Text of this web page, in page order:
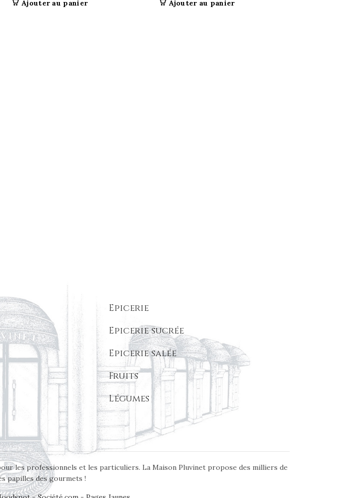
Ajouter au panier Ajouter au panier
Epicerie
Epicerie sucrée
Epicerie salée
Fruits
Légumes
les professionnels et les particuliers. La Maison Pluvinet propose des milliers de
papilles des gourmets !